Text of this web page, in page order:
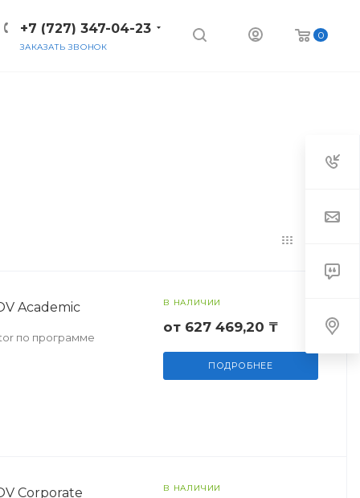
0
+7 (727) 347-04-23
ЗАКАЗАТЬ ЗВОНОК
Academic
по программе
В НАЛИЧИИ
от 627 469,20 ₸
ПОДРОБНЕЕ
Corporate В НАЛИЧИИ